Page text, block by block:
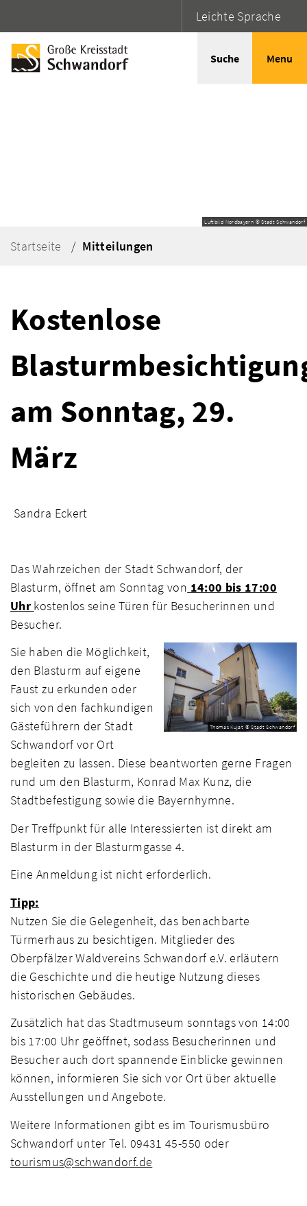
Leichte Sprache
Suche Menu
Luftbild Nordbayern © Stadt Schwandorf
Startseite Mitteilungen
Kostenlose
am Sonntag, 29.
März
Sandra Eckert
Das Wahrzeichen der Stadt Schwandorf, der
Blasturm, öffnet am Sonntag von 14:00 bis 17:00
Uhr kostenlos seine Türen für Besucherinnen und
Besucher.
Thomas Kujat © Stadt Schwandorf
Sie haben die Möglichkeit,
den Blasturm auf eigene
Faust zu erkunden oder
sich von den fachkundigen
Gästeführern der Stadt
Schwandorf vor Ort
begleiten zu lassen. Diese beantworten gerne Fragen
rund um den Blasturm, Konrad Max Kunz, die
Stadtbefestigung sowie die Bayernhymne.
Der Treffpunkt für alle Interessierten ist direkt am
Blasturm in der Blasturmgasse 4.
Eine Anmeldung ist nicht erforderlich.
Tipp:
Nutzen Sie die Gelegenheit, das benachbarte
Türmerhaus zu besichtigen. Mitglieder des
Oberpfälzer Waldvereins Schwandorf e.V. erläutern
die Geschichte und die heutige Nutzung dieses
historischen Gebäudes.
Zusätzlich hat das Stadtmuseum sonntags von 14:00
bis 17:00 Uhr geöffnet, sodass Besucherinnen und
Besucher auch dort spannende Einblicke gewinnen
können, informieren Sie sich vor Ort über aktuelle
Ausstellungen und Angebote.
Weitere Informationen gibt es im Tourismusbüro
Schwandorf unter Tel. 09431 45-550 oder
tourismus@schwandorf.de